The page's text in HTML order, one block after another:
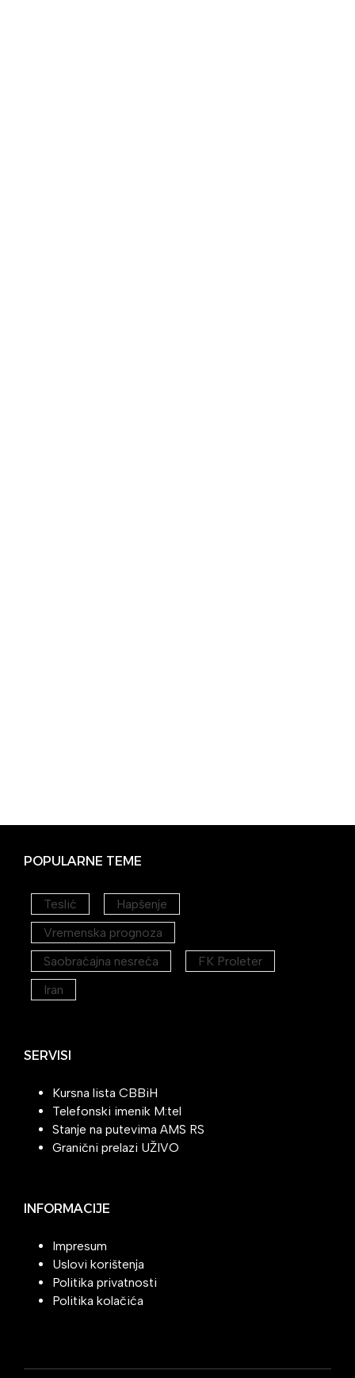
POPULARNE TEME
Teslić
Hapšenje
Vremenska prognoza
Saobraćajna nesreća
FK Proleter
Iran
SERVISI
Kursna lista CBBiH
Telefonski imenik M:tel
Stanje na putevima AMS RS
Granični prelazi UŽIVO
INFORMACIJE
Impresum
Uslovi korištenja
Politika privatnosti
Politika kolačića